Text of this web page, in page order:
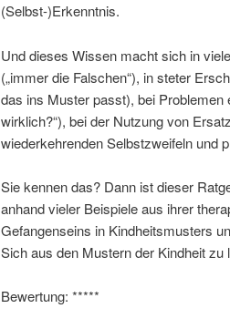
(Selbst-)Erkenntnis.
Und dieses Wissen macht sich in
(„immer die Falschen“), in steter
das ins Muster passt), bei Problemen
wirklich?“), bei der Nutzung von
wiederkehrenden Selbstzweifeln und
Sie kennen das? Dann ist dieser
anhand vieler Beispiele aus ihrer
Gefangenseins in Kindheitsmusters
Sich aus den Mustern der Kindheit zu
Bewertung: *****